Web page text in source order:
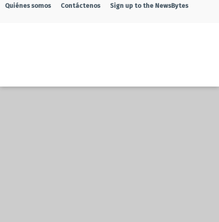
Quiénes somos Contáctenos Sign up to the NewsBytes